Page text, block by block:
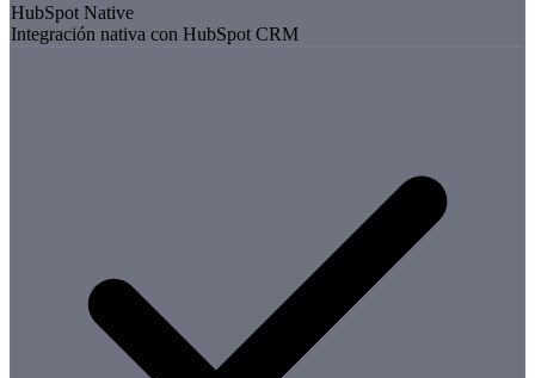
HubSpot Native
Integración nativa con HubSpot CRM